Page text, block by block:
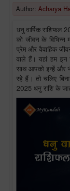
Author: Acharya
धनु वार्षिक राशिफल
को जीवन के विभिन्न
प्रेम और वैवाहिक
वाले हैं। यहां हम इन
साथ आपको इन्हें और
रहे हैं। तो चलिए
2025 धनु राशि के